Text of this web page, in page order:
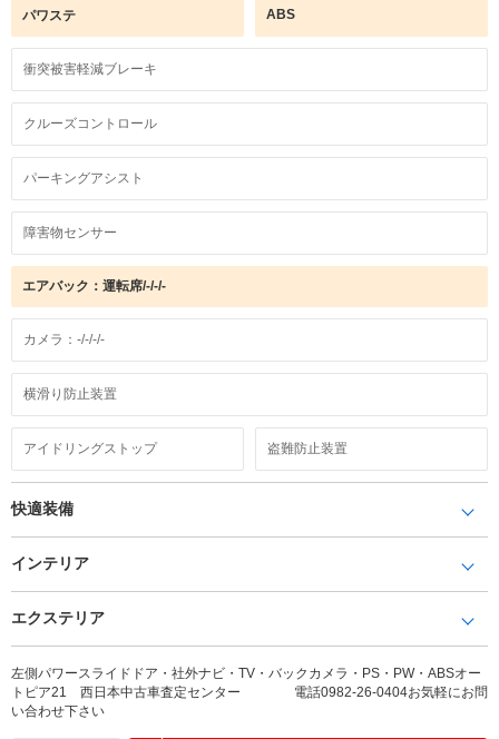
パワステ ABS
衝突被害軽減ブレーキ
クルーズコントロール
パーキングアシスト
障害物センサー
エアバック：運転席/-/-/-
カメラ：-/-/-/-
横滑り防止装置
アイドリングストップ 盗難防止装置
快適装備
インテリア
エクステリア
左側パワースライドドア・社外ナビ・TV・バックカメラ・PS・PW・ABSオー
トピア21 西日本中古車査定センター 電話0982-26-0404お気軽にお問
い合わせ下さい